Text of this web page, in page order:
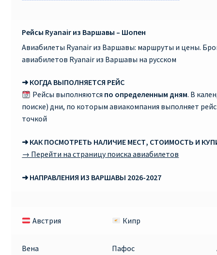
РАЙАНЭЙР НА РУССКОМ | КНФТФШК
РЕГИСТРАЦИЯ НА РЕЙС RYANAIR
Регистрация ребенка на рейс RYANAIR
Рим
Райнэйр на русском
Рейсы Ryanair из Варшавы – Шопен
Авиабилеты Ryanair из Варшавы: маршруты и цены.
авиабилетов Ryanair из Варшавы на русском
➜ КОГДА ВЫПОЛНЯЕТСЯ РЕЙС
Рейсы выполняются по определенным дням. В
поиске) дни, по которым авиакомпания выполняет
точкой
➜ КАК ПОСМОТРЕТЬ НАЛИЧИЕ МЕСТ, СТОИМОСТЬ И
→ Перейти на страницу поиска авиабилетов
➜ НАПРАВЛЕНИЯ ИЗ ВАРШАВЫ 2026-2027
Австрия Кипр
Вена Пафос